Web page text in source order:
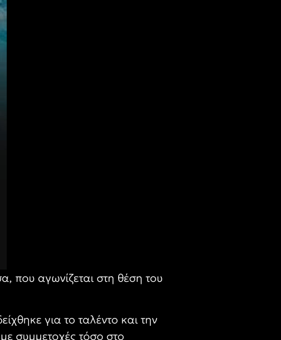
αγωνίζεται στη θέση του
για το ταλέντο και την
συμμετοχές τόσο στο